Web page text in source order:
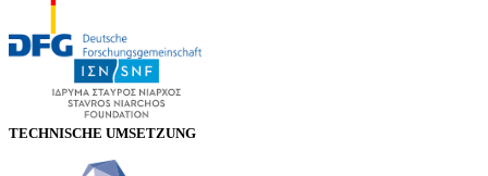
TECHNISCHE UMSETZUNG